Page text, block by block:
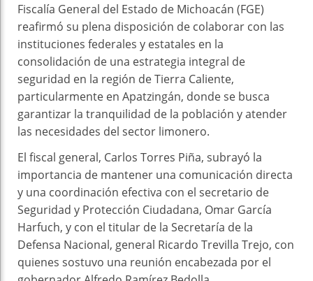
Fiscalía General del Estado de Michoacán (FGE)
reafirmó su plena disposición de colaborar con las
instituciones federales y estatales en la
consolidación de una estrategia integral de
seguridad en la región de Tierra Caliente,
particularmente en Apatzingán, donde se busca
garantizar la tranquilidad de la población y atender
las necesidades del sector limonero.
El fiscal general, Carlos Torres Piña, subrayó la
importancia de mantener una comunicación directa
y una coordinación efectiva con el secretario de
Seguridad y Protección Ciudadana, Omar García
Harfuch, y con el titular de la Secretaría de la
Defensa Nacional, general Ricardo Trevilla Trejo, con
quienes sostuvo una reunión encabezada por el